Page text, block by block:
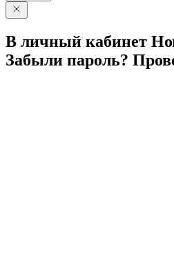
В личный кабинет
Забыли пароль?